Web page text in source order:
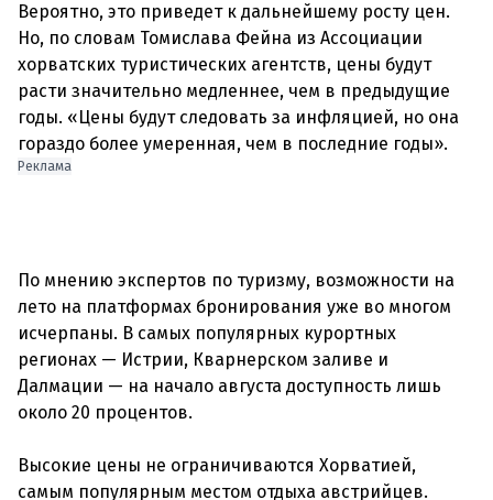
Вероятно, это приведет к дальнейшему росту цен.
Но, по словам Томислава Фейна из Ассоциации
хорватских туристических агентств, цены будут
расти значительно медленнее, чем в предыдущие
годы. «Цены будут следовать за инфляцией, но она
Реклама
По мнению экспертов по туризму, возможности на
лето на платформах бронирования уже во многом
исчерпаны. В самых популярных курортных
регионах — Истрии, Кварнерском заливе и
Далмации — на начало августа доступность лишь
около 20 процентов.
Высокие цены не ограничиваются Хорватией,
самым популярным местом отдыха австрийцев.